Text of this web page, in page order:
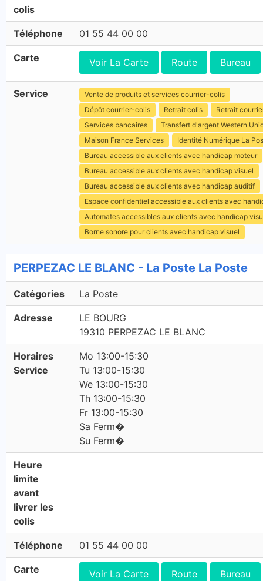
colis
Téléphone 01 55 44 00 00
Carte Voir La Carte Route Bureau
Service
Vente de produits et services courrier-colis
Dépôt courrier-colis
Retrait colis
Retrait
Services bancaires
Transfert d'argent Western
Maison France Services
Identité Numérique La
Bureau accessible aux clients avec handicap moteur
Bureau accessible aux clients avec handicap visuel
Bureau accessible aux clients avec handicap auditif
Espace confidentiel accessible aux clients avec
Automates accessibles aux clients avec handicap
Borne sonore pour clients avec handicap visuel
PERPEZAC LE BLANC - La Poste La Poste
Catégories La Poste
Adresse
LE BOURG
19310 PERPEZAC LE BLANC
Horaires
Service
Mo 13:00-15:30
Tu 13:00-15:30
We 13:00-15:30
Th 13:00-15:30
Fr 13:00-15:30
Sa Ferm�
Su Ferm�
Heure
limite
avant
livrer les
colis
Téléphone 01 55 44 00 00
Carte Voir La Carte Route Bureau